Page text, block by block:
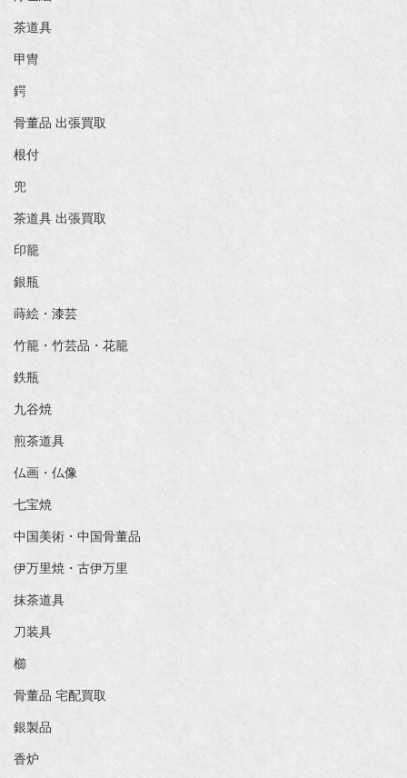
茶道具
甲冑
鍔
骨董品 出張買取
根付
兜
茶道具 出張買取
印籠
銀瓶
蒔絵・漆芸
竹籠・竹芸品・花籠
鉄瓶
九谷焼
煎茶道具
仏画・仏像
七宝焼
中国美術・中国骨董品
伊万里焼・古伊万里
抹茶道具
刀装具
櫛
骨董品 宅配買取
銀製品
香炉